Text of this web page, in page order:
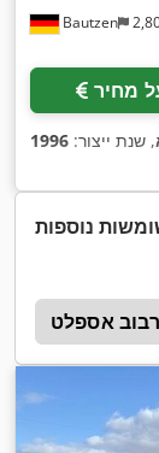
Bautzen
מחיר
, שנת ייצור: 1996
נוספות
אספלט